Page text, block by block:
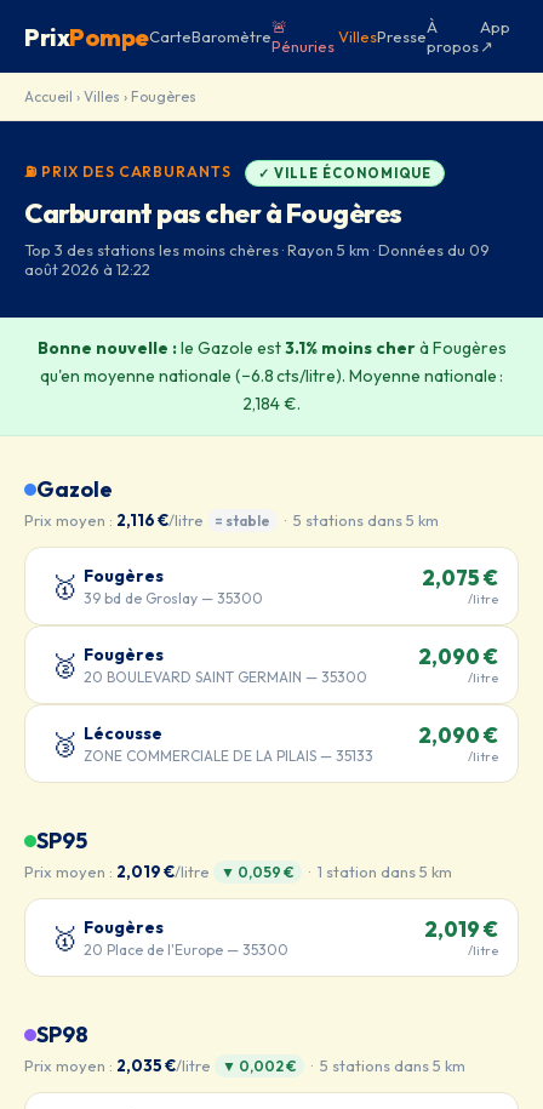
PrixPompeCarteBaromètre🚨
Pénuries VillesPresseÀ
propos
App
↗
Accueil › Villes › Fougères
⛽ PRIX DES CARBURANTS ✓ VILLE ÉCONOMIQUE
Carburant pas cher à Fougères
Top 3 des stations les moins chères · Rayon 5 km · Données du 09
août 2026 à 12:22
Bonne nouvelle :le Gazole est3.1% moins cherà Fougères
qu'en moyenne nationale (−6.8 cts/litre). Moyenne nationale :
2,184 €.
Gazole
Prix moyen : 2,116 €/litre = stable · 5 stations dans 5 km
🥇 Fougères
39 bd de Groslay — 35300
2,075 €
/litre
🥈 Fougères
20 BOULEVARD SAINT GERMAIN — 35300
2,090 €
/litre
🥉 Lécousse
ZONE COMMERCIALE DE LA PILAIS — 35133
2,090 €
/litre
SP95
Prix moyen : 2,019 €/litre ▼ 0,059 € · 1 station dans 5 km
🥇 Fougères
20 Place de l'Europe — 35300
2,019 €
/litre
SP98
Prix moyen : 2,035 €/litre ▼ 0,002 € · 5 stations dans 5 km